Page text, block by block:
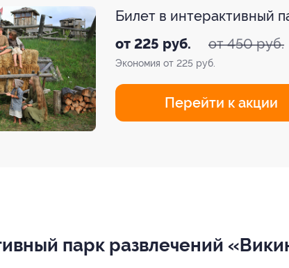
Билет в интерактивный
от 225 руб. от 450 руб.
Экономия от 225 руб.
Перейти к акции
парк развлечений